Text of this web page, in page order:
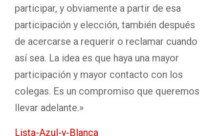
participar, y obviamente a partir de esa
participación y elección, también después
de acercarse a requerir o reclamar cuando
así sea. La idea es que haya una mayor
participación y mayor contacto con los
colegas. Es un compromiso que queremos
llevar adelante.»
Lista-Azul-y-Blanca